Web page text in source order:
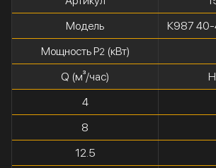
Модель
К987
Мощность P2 (кВт)
Q (м³/час)
4
8
12.5